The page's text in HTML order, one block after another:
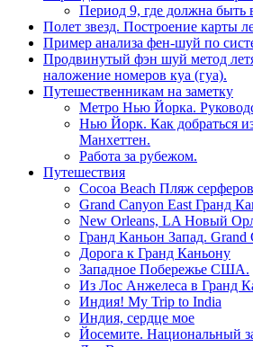
Период 9, где должна быть
Полет звезд. Построение карты
Пример анализа фен-шуй по
Продвинутый фэн шуй метод
наложение номеров куа (гуа).
Путешественникам на заметку
Метро Нью Йорка.
Нью Йорк. Как добраться
Манхеттен.
Работа за рубежом.
Путешествия
Cocoa Beach Пляж
Grand Canyon East Гранд
New Orleans, LA Новый
Гранд Каньон Запад. Grand
Дорога к Гранд Каньону
Западное Побережье США.
Из Лос Анжелеса в Гранд
Индия! My Trip to India
Индия, сердце мое
Йосемите. Национальный